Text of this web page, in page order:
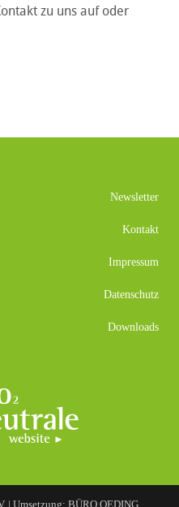
zu uns auf oder
Newsletter
Kontakt
Impressum
Datenschutz
Downloads